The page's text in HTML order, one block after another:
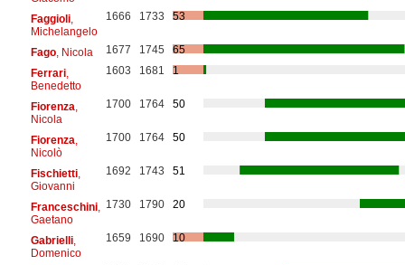
Faggioli,
Michelangelo
1666 1733 53
Fago, Nicola 1677 1745
65
Ferrari,
Benedetto
1603 1681 1
Fiorenza
Nicola
1700 1764 50
Fiorenza
Nicolò
1700 1764 50
Fischietti,
Giovanni
1692 1743 51
Franceschini,
Gaetano
1730 1790 20
Gabrielli,
Domenico
1659 1690 10